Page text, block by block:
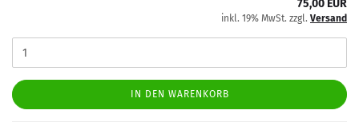
75,00 EUR
inkl. 19% MwSt. zzgl. Versand
IN DEN WARENKORB